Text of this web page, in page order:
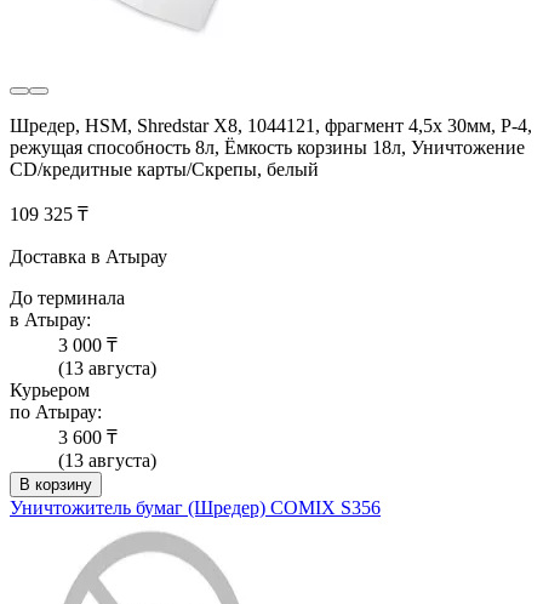
Шредер, HSM, Shredstar X8, 1044121, фрагмент 4,5x 30мм, P-4,
режущая способность 8л, Ёмкость корзины 18л, Уничтожение
CD/кредитные карты/Скрепы, белый
109 325 ₸
Доставка в Атырау
До терминала
в Атырау:
3 000 ₸
(13 августа)
Курьером
по Атырау:
3 600 ₸
(13 августа)
В корзину
Уничтожитель бумаг (Шредер) COMIX S356